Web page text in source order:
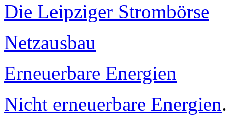
Die Leipziger Strombörse
Netzausbau
Erneuerbare Energien
Nicht erneuerbare Energien